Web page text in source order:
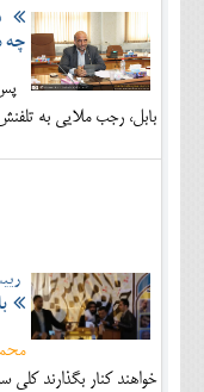
چه
بابل، رجب ملایی به
خواهند کنار بگذارند